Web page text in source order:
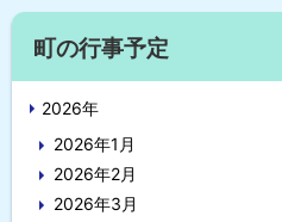
に
戻
サ
イ
ド
町の行事予定
2026年
2026年1月
2026年2月
2026年3月